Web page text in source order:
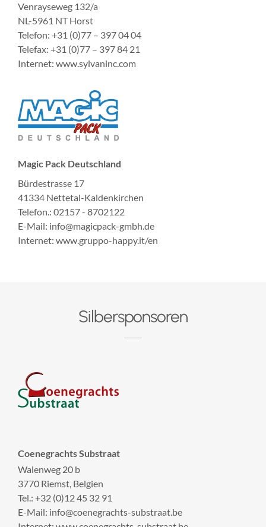
Venrayseweg 132/a
NL-5961 NT Horst
Telefon: +31 (0)77 – 397 04 04
Telefax: +31 (0)77 – 397 84 21
Internet: www.sylvaninc.com
Magic Pack Deutschland
Bürdestrasse 17
41334 Nettetal-Kaldenkirchen
Telefon.: 02157 - 8702122
E-Mail: info@magicpack-gmbh.de
Internet: www.gruppo-happy.it/en
Silbersponsoren
Coenegrachts Substraat
Walenweg 20 b
3770 Riemst, Belgien
Tel.: +32 (0)12 45 32 91
E-Mail: info@coenegrachts-substraat.be